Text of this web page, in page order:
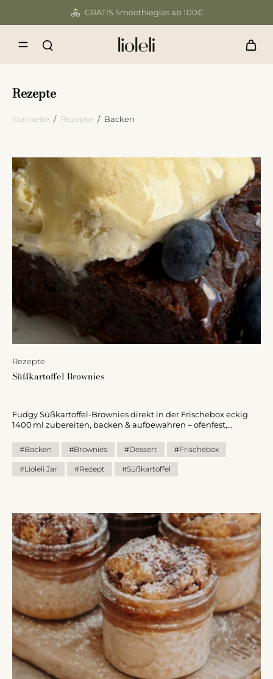
GRATIS Smoothieglas ab 100€
Rezepte
Startseite / Rezepte / Backen
Rezepte
Süßkartoffel Brownies
Fudgy Süßkartoffel-Brownies direkt in der Frischebox eckig
1400 ml zubereiten, backen & aufbewahren – ofenfest,
#Backen
#Brownies #Dessert #Frischebox
#Lioleli Jar #Rezept #Süßkartoffel